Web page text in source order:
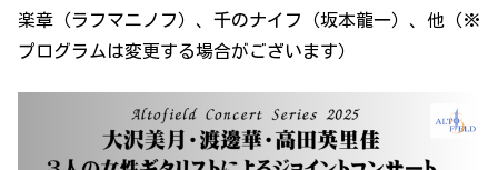
楽章（ラフマニノフ）、千のナイフ（坂本龍一）、他（※
プログラムは変更する場合がございます）